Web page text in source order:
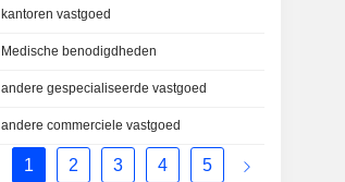
kantoren vastgoed
Medische benodigdheden
andere gespecialiseerde vastgoed
andere commerciele vastgoed
1 2 3 4 5